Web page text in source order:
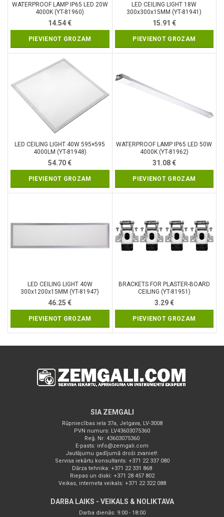
WATERPROOF LAMP IP65 LED 20W
4000K (YT-81960)
14.54€
PIEVIENOT GROZAM
LED CEILING LIGHT 18W
300x300x15MM (YT-81941)
15.91 €
PIEVIENOT GROZAM
LED CEILING LIGHT 40W 595×595
4000LM (YT-81948)
54.70€
PIEVIENOT GROZAM
WATERPROOF LAMP IP65 LED 50W
4000K (YT-81962)
31.08€
PIEVIENOT GROZAM
LED CEILING LIGHT 40W
300x1200x15MM (YT-81947)
46.25€
PIEVIENOT GROZAM
BRACKETS FOR PLASTER-BOARD
CEILING (YT-81951)
3.29€
PIEVIENOT GROZAM
SIA ZEMGALI
Rūpniecības iela 37a, Jelgava, LV-3008
PVN numurs: LV43603075360
Reģ. Nr: 43603075360
E-pasts: info@zemgali.com
Jautājumu gadījumā droši zvaniet!:
Servisa iekārtu konsultants: +371 22 337 080
Dārza tehnika: +371 22 331 868
Riepas un diski: +371 28 457 802
Veikas, interneta veikals: +371 22 322 088
DARBA LAIKS - VEIKALS & NOLIKTAVA
Darba dienās: 9:00 - 18:00